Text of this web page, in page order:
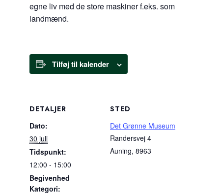
egne liv med de store maskiner f.eks. som
landmænd.
Tilføj til kalender
DETALJER
Dato:
30 juli
Tidspunkt:
12:00 - 15:00
Begivenhed
Kategori:
STED
Det Grønne Museum
Randersvej 4
Auning, 8963